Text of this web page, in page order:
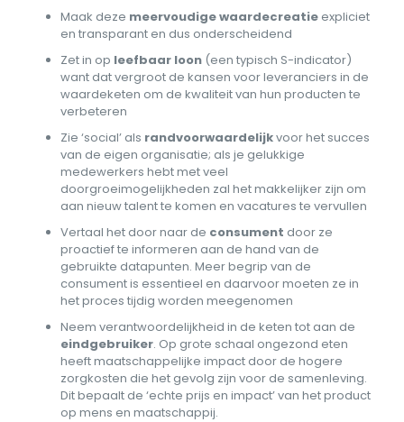
Maak deze meervoudige waardecreatie expliciet
en transparant en dus onderscheidend
Zet in op leefbaar loon(een typisch S-indicator)
want dat vergroot de kansen voor leveranciers in de
waardeketen om de kwaliteit van hun producten te
verbeteren
Zie ‘social’ als randvoorwaardelijkvoor het succes
van de eigen organisatie; als je gelukkige
medewerkers hebt met veel
doorgroeimogelijkheden zal het makkelijker zijn om
aan nieuw talent te komen en vacatures te vervullen
Vertaal het door naar de consument door ze
proactief te informeren aan de hand van de
gebruikte datapunten. Meer begrip van de
consument is essentieel en daarvoor moeten ze in
het proces tijdig worden meegenomen
Neem verantwoordelijkheid in de keten tot aan de
eindgebruiker. Op grote schaal ongezond eten
heeft maatschappelijke impact door de hogere
zorgkosten die het gevolg zijn voor de samenleving.
Dit bepaalt de ‘echte prijs en impact’ van het product
op mens en maatschappij.